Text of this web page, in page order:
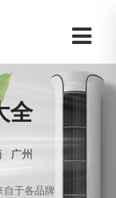
全
广州
自于各品牌